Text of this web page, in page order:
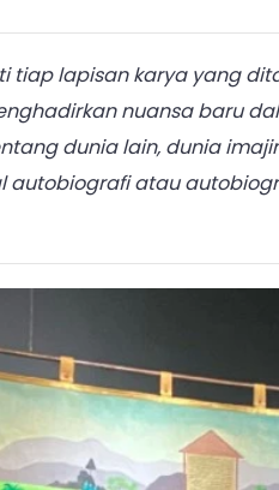
tiap lapisan karya yang
nuansa baru
dunia lain, dunia
autobiografi atau